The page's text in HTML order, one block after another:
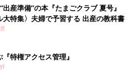
出産準備”の本『たまごクラブ 夏号』
大特集〉夫婦で予習する 出産の教科書
特権アクセス管理』